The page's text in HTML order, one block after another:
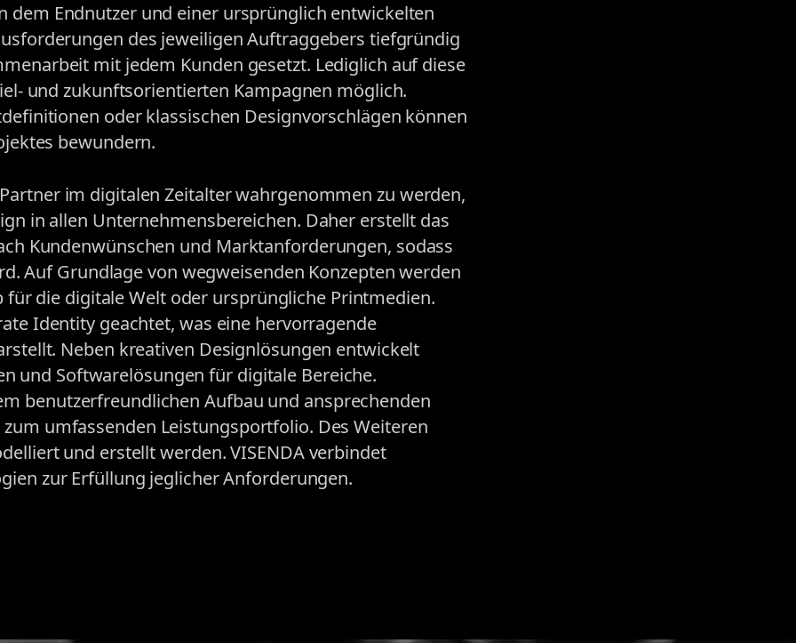
dem Endnutzer und einer ursprünglich entwickelten
des jeweiligen Auftraggebers tiefgründig
mit jedem Kunden gesetzt. Lediglich auf diese
und zukunftsorientierten Kampagnen möglich.
oder klassischen Designvorschlägen können
bewundern.
im digitalen Zeitalter wahrgenommen zu werden,
in allen Unternehmensbereichen. Daher erstellt das
Kundenwünschen und Marktanforderungen, sodass
Auf Grundlage von wegweisenden Konzepten werden
für die digitale Welt oder ursprüngliche Printmedien.
Identity geachtet, was eine hervorragende
Neben kreativen Designlösungen entwickelt
und Softwarelösungen für digitale Bereiche.
benutzerfreundlichen Aufbau und ansprechenden
umfassenden Leistungsportfolio. Des Weiteren
und erstellt werden. VISENDA verbindet
zur Erfüllung jeglicher Anforderungen.